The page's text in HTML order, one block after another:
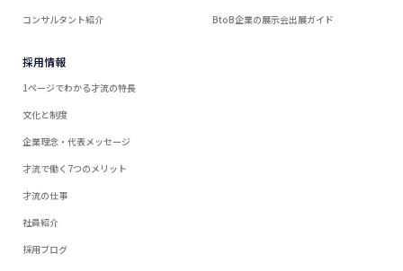
コンサルタント紹介
BtoB企業の展示会出展ガイド
採用情報
1ページでわかる才流の特長
文化と制度
企業理念・代表メッセージ
才流で働く7つのメリット
才流の仕事
社員紹介
採用ブログ